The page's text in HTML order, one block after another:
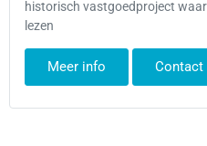
historisch vastgoedproject
lezen
Meer info Contact